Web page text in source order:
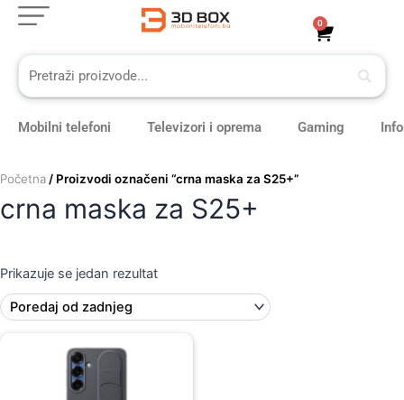
Skip
content
0
Cart
Mobilni telefoni Televizori i oprema Gaming
Početna / Proizvodi označeni “crna maska za S25+”
crna maska za S25+
Prikazuje se jedan rezultat